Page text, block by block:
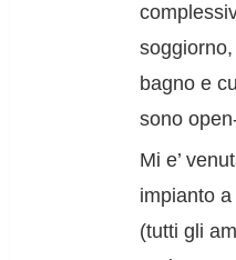
bagno e
sono
Mi e’
impianto
(tutti gli